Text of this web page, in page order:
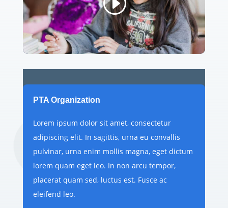
PTA Organization
Lorem ipsum dolor sit amet, consectetur
adipiscing elit. In sagittis, urna eu convallis
pulvinar, urna enim mollis magna, eget dictum
lorem quam eget leo. In non arcu tempor,
placerat quam sed, luctus est. Fusce ac
eleifend leo.